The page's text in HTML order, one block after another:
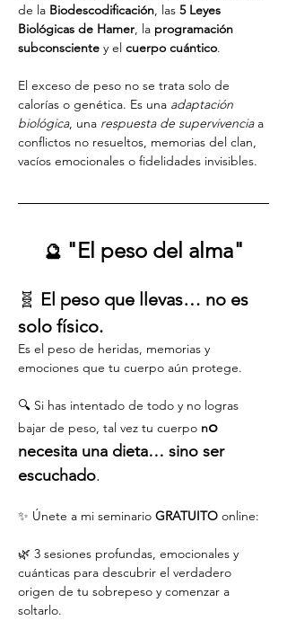
de la Biodescodificación , las 5 Leyes
Biológicas de Hamer , la programación
subconsciente y el cuerpo cuántico.
El exceso de peso no se trata solo de
calorías o genética. Es una adaptación
biológica, una respuesta de supervivencia a
conflictos no resueltos, memorias del clan,
vacíos emocionales o fidelidades invisibles.
🔮 "El peso del alma"
🧬 El peso que llevas… no es
solo físico.
Es el peso de heridas, memorias y
emociones que tu cuerpo aún protege.
🔍 Si has intentado de todo y no logras
bajar de peso, tal vez tu cuerpo no
necesita una dieta… sino ser
escuchado.
✨ Únete a mi seminario GRATUITO online:
🌿 3 sesiones profundas, emocionales y
cuánticas para descubrir el verdadero
origen de tu sobrepeso y comenzar a
soltarlo.